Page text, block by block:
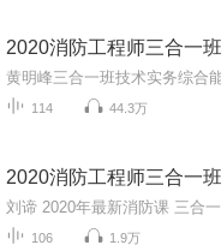
2020消防工程师三合一
黄明峰三合一班技术实务综合
114 44.3万
2020消防工程师三合一
刘谛 2020年最新消防课 三合
106 1.9万